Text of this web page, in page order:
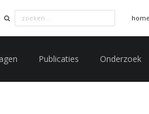
home
Publicaties Onderzoek